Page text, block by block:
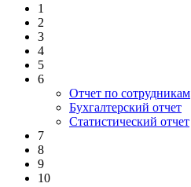
1
2
3
4
5
6
Отчет по сотрудникам
Бухгалтерский отчет
Статистический отчет
7
8
9
10